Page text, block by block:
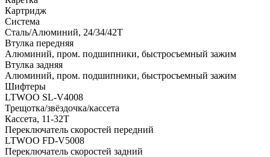
Картридж
Система
Сталь/Алюминий, 24/34/42Т
Втулка передняя
Алюминий, пром. подшипники, быстросъемный зажим
Втулка задняя
Алюминий, пром. подшипники, быстросъемный зажим
Шифтеры
LTWOO SL-V4008
Трещотка/звёздочка/кассета
Кассета, 11-32Т
Переключатель скоростей передний
LTWOO FD-V5008
Переключатель скоростей задний